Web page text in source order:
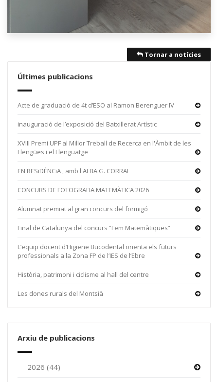
Tornar a notícies
Últimes publicacions
Acte de graduació de 4t d’ESO al Ramon Berenguer IV
inauguració de l’exposició del Batxillerat Artístic
XVIII Premi UPF al Millor Treball de Recerca en l'Àmbit de les
Llengües i el Llenguatge
EN RESiDÈNCiA , amb l'ALBA G. CORRAL
CONCURS DE FOTOGRAFIA MATEMÀTICA 2026
Alumnat premiat al gran concurs del formigó
Final de Catalunya del concurs “Fem Matemàtiques”
L’equip docent d’Higiene Bucodental orienta els futurs
professionals a la Zona FP de l’IES de l’Ebre
Història, patrimoni i ciclisme al hall del centre
Les dones rurals del Montsià
Arxiu de publicacions
2026 (44)